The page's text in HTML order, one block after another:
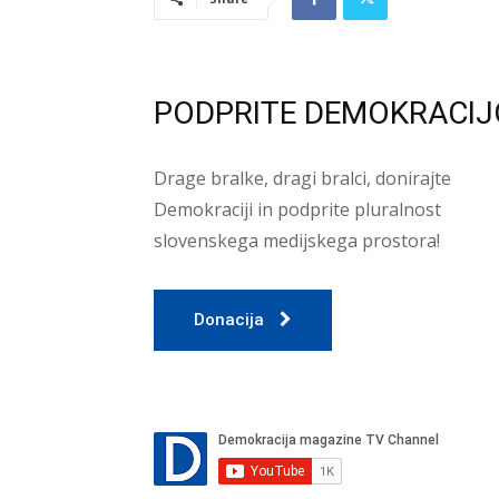
PODPRITE
Drage bralke, dragi bralci, donirajte
Demokraciji in podprite pluralnost
slovenskega medijskega prostora!
Donacija